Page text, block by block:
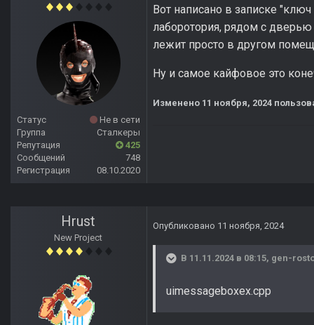
Статус
Не в сети
Группа
Сталкеры
Репутация
425
Сообщений
748
Регистрация
08.10.2020
Вот написано в записке
лаборотория, рядом с
лежит просто в другом
Ну и самое кайфовое это
Изменено 11 ноября, 2024
Hrust
New Project
Опубликовано 11 ноября, 2024
В 11.11.2024 в 08:15, gen-
uimessageboxex.cpp